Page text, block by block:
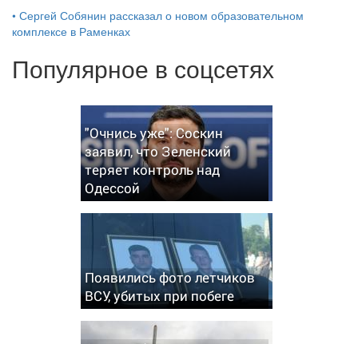
• Сергей Собянин рассказал о новом образовательном
комплексе в Раменках
Популярное в соцсетях
"Очнись уже": Соскин
заявил, что Зеленский
теряет контроль над
Одессой
Появились фото летчиков
ВСУ, убитых при побеге